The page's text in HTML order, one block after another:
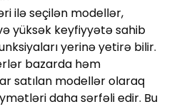
ilə seçilən modellər,
yüksək keyfiyyətə sahib
yerinə yetirə bilir.
bazarda həm
satılan modellər olaraq
daha sərfəli edir. Bu